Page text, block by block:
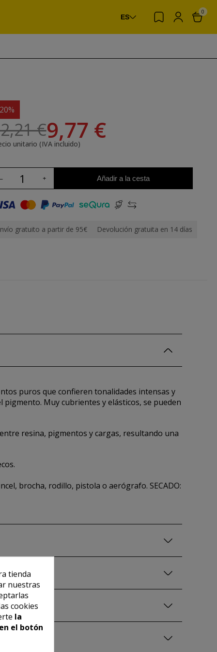
ES
0
€9,77 €
unitario (IVA incluido)
Añadir a la cesta
gratuito a partir de 95€ Devolución gratuita en 14 días
puros que confieren tonalidades intensas y
Muy cubrientes y elásticos, se pueden
resina, pigmentos y cargas, resultando una
brocha, rodillo, pistola o aerógrafo. SECADO:
tienda
nuestras
cookies
la
el botón